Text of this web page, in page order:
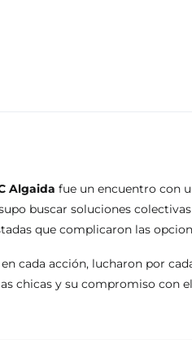
Algaida fue un encuentro con
buscar soluciones
que complicaron las
cada acción, lucharon por
chicas y su compromiso con